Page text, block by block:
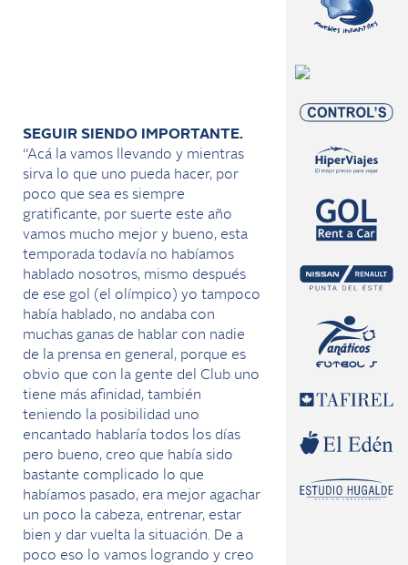
SEGUIR SIENDO IMPORTANTE.
“Acá la vamos llevando y mientras
sirva lo que uno pueda hacer, por
poco que sea es siempre
gratificante, por suerte este año
vamos mucho mejor y bueno, esta
temporada todavía no habíamos
hablado nosotros, mismo después
de ese gol (el olímpico) yo tampoco
había hablado, no andaba con
muchas ganas de hablar con nadie
de la prensa en general, porque es
obvio que con la gente del Club uno
tiene más afinidad, también
teniendo la posibilidad uno
encantado hablaría todos los días
pero bueno, creo que había sido
bastante complicado lo que
habíamos pasado, era mejor agachar
un poco la cabeza, entrenar, estar
bien y dar vuelta la situación. De a
poco eso lo vamos logrando y creo